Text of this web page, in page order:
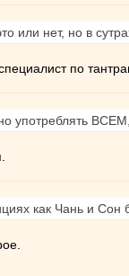
или нет, но в
по
употреблять
как Чань и Сон